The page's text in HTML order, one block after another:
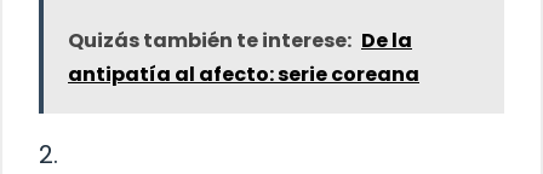
Quizás también te interese: De la
antipatía al afecto: serie coreana
2.